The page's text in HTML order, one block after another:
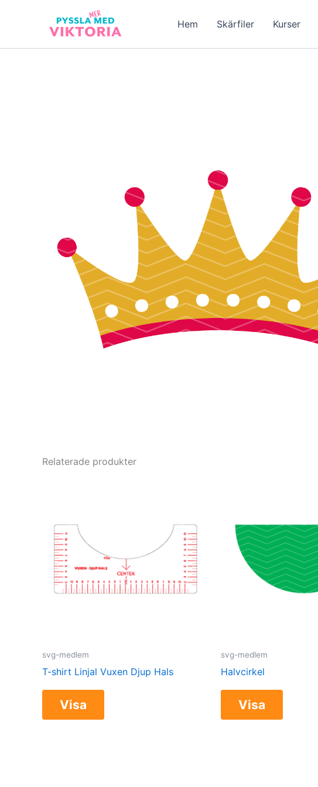
Hem Skärfiler Kurser
Relaterade produkter
svg-medlem
T-shirt Linjal Vuxen Djup Hals
Visa
svg-medlem
Halvcirkel
Visa